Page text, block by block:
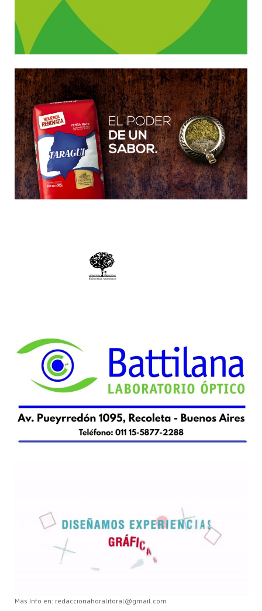
Más Info en: redaccionahoralitoral@gmail.com